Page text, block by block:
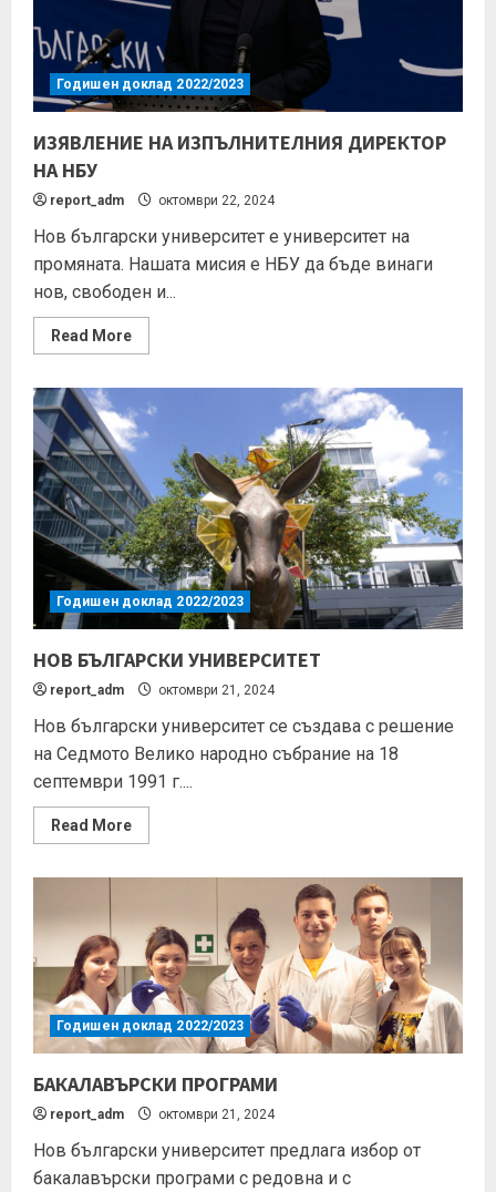
Годишен доклад 2022/2023
ИЗЯВЛЕНИЕ НА ИЗПЪЛНИТЕЛНИЯ ДИРЕКТОР
НА НБУ
report_adm октомври 22, 2024
Нов български университет е университет на
промяната. Нашата мисия е НБУ да бъде винаги
нов, свободен и...
Read More
Годишен доклад 2022/2023
НОВ БЪЛГАРСКИ УНИВЕРСИТЕТ
report_adm октомври 21, 2024
Нов български университет се създава с решение
на Седмото Велико народно събрание на 18
септември 1991 г....
Read More
Годишен доклад 2022/2023
БАКАЛАВЪРСКИ ПРОГРАМИ
report_adm октомври 21, 2024
Нов български университет предлага избор от
бакалавърски програми с редовна и с